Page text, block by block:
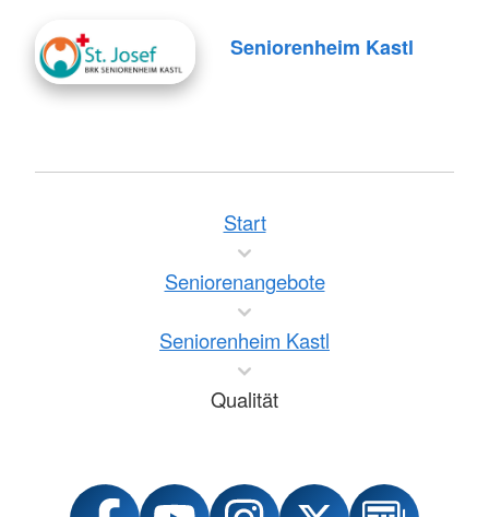
Seniorenheim Kastl
Start
Seniorenangebote
Seniorenheim Kastl
Qualität